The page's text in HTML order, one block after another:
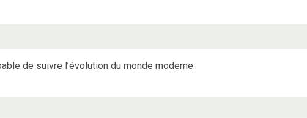
de suivre l’évolution du monde moderne.